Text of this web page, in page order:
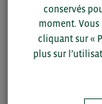
conservés
moment.
cliquant sur «
plus sur